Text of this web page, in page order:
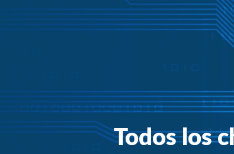
Todos los